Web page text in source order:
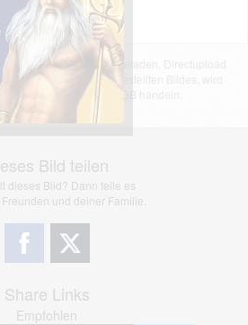
einem Nutzer hochgeladen. Directupload
für den Inhalt des dargestellten Bildes, wird
nach §2(3) unserer AGB handeln.
Bild teilen
dieses Bild? Dann teile es
und deiner Familie.
Share Links
Empfohlen